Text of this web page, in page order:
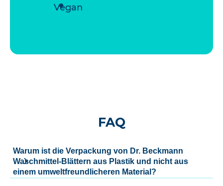
Vegan
FAQ
Warum ist die Verpackung von Dr. Beckmann
Waschmittel-Blättern aus Plastik und nicht aus
einem umweltfreundlicheren Material?